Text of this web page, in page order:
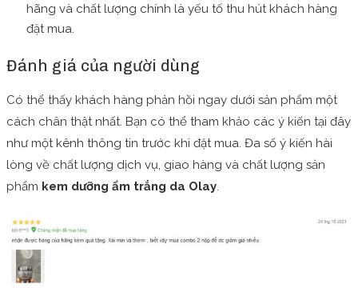
hãng và chất lượng chính là yếu tố thu hút khách hàng
đặt mua.
Đánh giá của người dùng
Có thể thấy khách hàng phản hồi ngay dưới sản phẩm một
cách chân thật nhất. Bạn có thể tham khảo các ý kiến tại đây
như một kênh thông tin trước khi đặt mua. Đa số ý kiến hài
lòng về chất lượng dịch vụ, giao hàng và chất lượng sản
phẩm kem dưỡng ẩm trắng da Olay.